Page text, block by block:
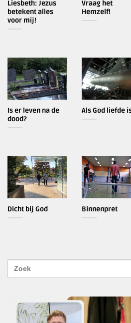
Liesbeth: Jezus
betekent alles
voor mij!
Vraag het
Hemzelf!
Is er leven na de
dood?
Als God liefde
Dicht bij God Binnenpret
Zoek
naar: